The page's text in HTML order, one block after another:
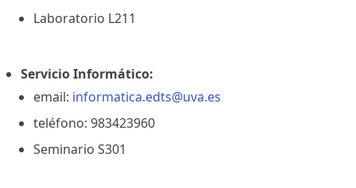
Laboratorio L211
Servicio Informático:
email: informatica.edts@uva.es
teléfono: 983423960
Seminario S301